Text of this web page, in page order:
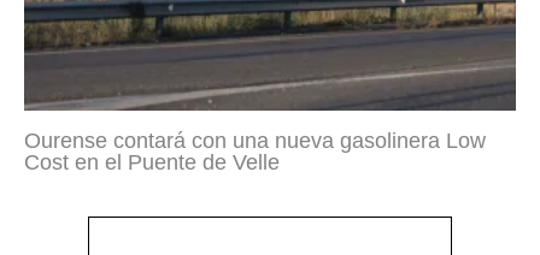
Ourense contará con una nueva gasolinera Low
Cost en el Puente de Velle